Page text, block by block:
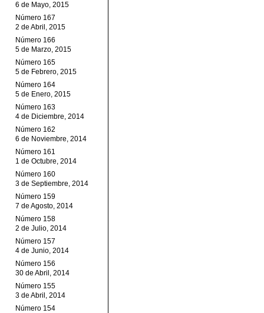
6 de Mayo, 2015
Número 167
2 de Abril, 2015
Número 166
5 de Marzo, 2015
Número 165
5 de Febrero, 2015
Número 164
5 de Enero, 2015
Número 163
4 de Diciembre, 2014
Número 162
6 de Noviembre, 2014
Número 161
1 de Octubre, 2014
Número 160
3 de Septiembre, 2014
Número 159
7 de Agosto, 2014
Número 158
2 de Julio, 2014
Número 157
4 de Junio, 2014
Número 156
30 de Abril, 2014
Número 155
3 de Abril, 2014
Número 154